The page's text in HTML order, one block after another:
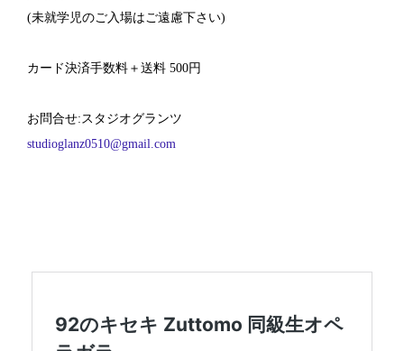
(未就学児のご入場はご遠慮下さい)
カード決済手数料＋送料 500円
お問合せ:スタジオグランツ
studioglanz0510@gmail.com